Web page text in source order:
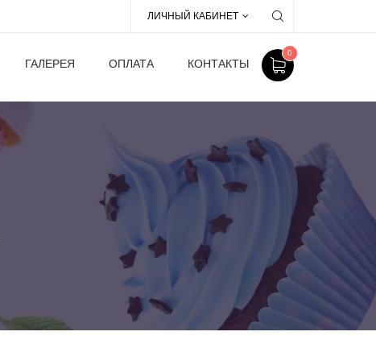
ЛИЧНЫЙ КАБИНЕТ
ГАЛЕРЕЯ ОПЛАТА КОНТАКТЫ
0